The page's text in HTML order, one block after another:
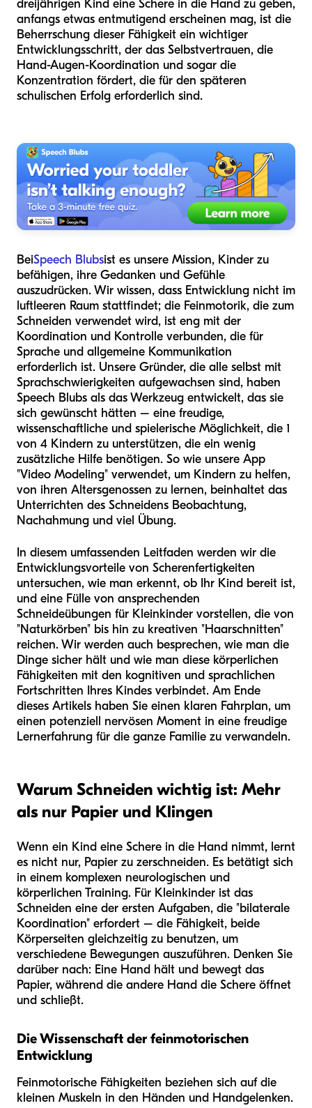
dreijährigen Kind eine Schere in die Hand zu geben,
anfangs etwas entmutigend erscheinen mag, ist die
Beherrschung dieser Fähigkeit ein wichtiger
Entwicklungsschritt, der das Selbstvertrauen, die
Hand-Augen-Koordination und sogar die
Konzentration fördert, die für den späteren
schulischen Erfolg erforderlich sind.
BeiSpeech Blubsist es unsere Mission, Kinder zu
befähigen, ihre Gedanken und Gefühle
auszudrücken. Wir wissen, dass Entwicklung nicht im
luftleeren Raum stattfindet; die Feinmotorik, die zum
Schneiden verwendet wird, ist eng mit der
Koordination und Kontrolle verbunden, die für
Sprache und allgemeine Kommunikation
erforderlich ist. Unsere Gründer, die alle selbst mit
Sprachschwierigkeiten aufgewachsen sind, haben
Speech Blubs als das Werkzeug entwickelt, das sie
sich gewünscht hätten – eine freudige,
wissenschaftliche und spielerische Möglichkeit, die 1
von 4 Kindern zu unterstützen, die ein wenig
zusätzliche Hilfe benötigen. So wie unsere App
"Video Modeling" verwendet, um Kindern zu helfen,
von ihren Altersgenossen zu lernen, beinhaltet das
Unterrichten des Schneidens Beobachtung,
Nachahmung und viel Übung.
In diesem umfassenden Leitfaden werden wir die
Entwicklungsvorteile von Scherenfertigkeiten
untersuchen, wie man erkennt, ob Ihr Kind bereit ist,
und eine Fülle von ansprechenden
Schneideübungen für Kleinkinder vorstellen, die von
"Naturkörben" bis hin zu kreativen "Haarschnitten"
reichen. Wir werden auch besprechen, wie man die
Dinge sicher hält und wie man diese körperlichen
Fähigkeiten mit den kognitiven und sprachlichen
Fortschritten Ihres Kindes verbindet. Am Ende
dieses Artikels haben Sie einen klaren Fahrplan, um
einen potenziell nervösen Moment in eine freudige
Lernerfahrung für die ganze Familie zu verwandeln.
Warum Schneiden wichtig ist: Mehr
als nur Papier und Klingen
Wenn ein Kind eine Schere in die Hand nimmt, lernt
es nicht nur, Papier zu zerschneiden. Es betätigt sich
in einem komplexen neurologischen und
körperlichen Training. Für Kleinkinder ist das
Schneiden eine der ersten Aufgaben, die "bilaterale
Koordination" erfordert – die Fähigkeit, beide
Körperseiten gleichzeitig zu benutzen, um
verschiedene Bewegungen auszuführen. Denken Sie
darüber nach: Eine Hand hält und bewegt das
Papier, während die andere Hand die Schere öffnet
und schließt.
Die Wissenschaft der feinmotorischen
Entwicklung
Feinmotorische Fähigkeiten beziehen sich auf die
kleinen Muskeln in den Händen und Handgelenken.